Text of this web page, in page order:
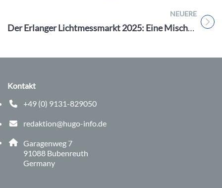
NEUERE
Titel für Beitrag
Der Erlanger Lichtmessmarkt 2025: Eine Mischung aus Tradition und modernen Genüssen
Kontakt
+49 (0) 9131-829050
Telefonnummer: 0 9 1 3 1 8 2 9 0 5 0
redaktion@hugo-info.de
E-Mail Adresse: redaktion@hugo-info.de
Adresse:
Garagenweg 7
91088 , 9 1 0 8 8
Bubenreuth
Germany